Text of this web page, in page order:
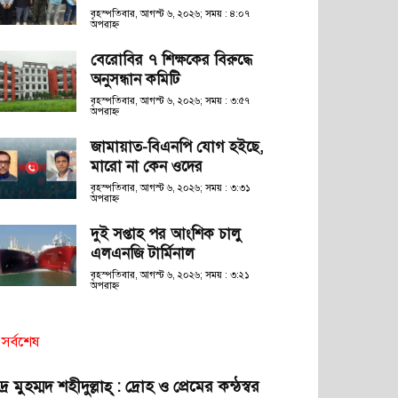
বৃহস্পতিবার, আগস্ট ৬, ২০২৬; সময় : ৪:০৭
অপরাহ্ণ
বেরোবির ৭ শিক্ষকের বিরুদ্ধে
অনুসন্ধান কমিটি
বৃহস্পতিবার, আগস্ট ৬, ২০২৬; সময় : ৩:৫৭
অপরাহ্ণ
জামায়াত-বিএনপি যোগ হইছে,
মারো না কেন ওদের
বৃহস্পতিবার, আগস্ট ৬, ২০২৬; সময় : ৩:৩১
অপরাহ্ণ
দুই সপ্তাহ পর আংশিক চালু
এলএনজি টার্মিনাল
বৃহস্পতিবার, আগস্ট ৬, ২০২৬; সময় : ৩:২১
অপরাহ্ণ
সর্বশেষ
মুহম্মদ শহীদুল্লাহ্ : দ্রোহ ও প্রেমের কন্ঠস্বর